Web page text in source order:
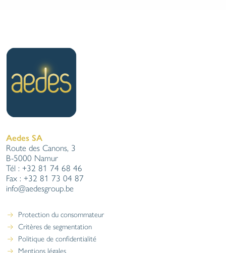
Aedes SA
Route des Canons, 3
B-5000 Namur
Fax : +32 81 73 04 87
info@aedesgroup.be
Protection du consommateur